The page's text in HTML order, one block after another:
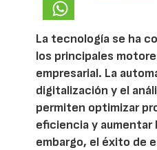
La tecnología se ha
los principales
empresarial. La
digitalización y el
permiten optimizar
eficiencia y
embargo, el éxito de